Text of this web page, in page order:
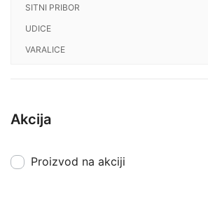
SITNI PRIBOR
UDICE
VARALICE
Akcija
Proizvod na akciji